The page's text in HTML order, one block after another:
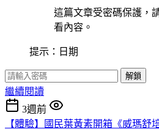
這篇文章受密碼保護，
看內容。
提示：日期
解鎖
繼續閱讀
3週前
【體驗】國民葉黃素開箱《威瑪舒